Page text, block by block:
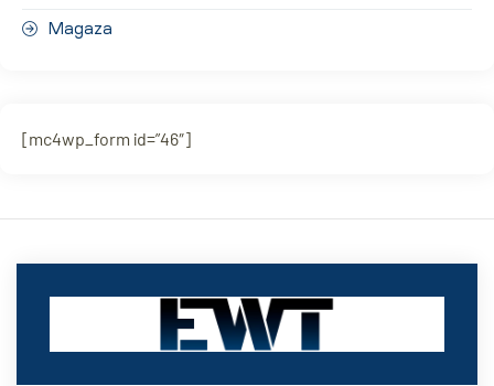
Magaza
[mc4wp_form id=”46″]